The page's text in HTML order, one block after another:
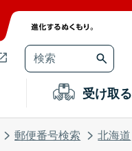
受け取る
郵便番号検索 北海道